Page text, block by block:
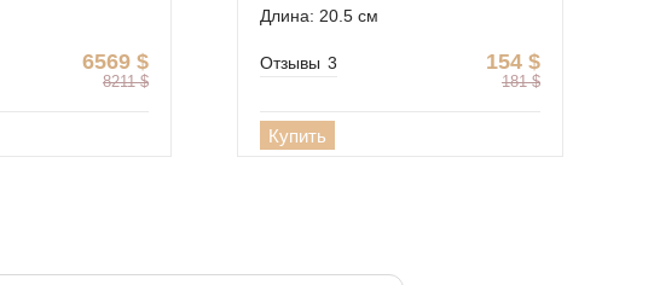
6569 $
8211 $
Длина: 20.5 см
154 $
181 $
Отзывы 3
Купить